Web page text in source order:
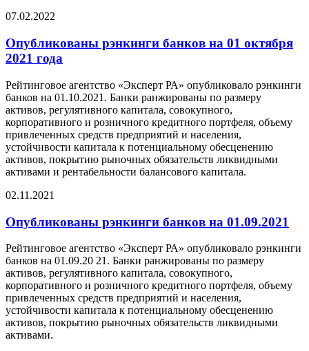
07.02.2022
Опубликованы рэнкинги банков на 01 октября
2021 года
Рейтинговое агентство «Эксперт РА» опубликовало рэнкинги
банков на 01.10.2021. Банки ранжированы по размеру
активов, регулятивного капитала, совокупного,
корпоративного и розничного кредитного портфеля, объему
привлеченных средств предприятий и населения,
устойчивости капитала к потенциальному обесценению
активов, покрытию рыночных обязательств ликвидными
активами и рентабельности балансового капитала.
02.11.2021
Опубликованы рэнкинги банков на 01.09.2021
Рейтинговое агентство «Эксперт РА» опубликовало рэнкинги
банков на 01.09.20 21. Банки ранжированы по размеру
активов, регулятивного капитала, совокупного,
корпоративного и розничного кредитного портфеля, объему
привлеченных средств предприятий и населения,
устойчивости капитала к потенциальному обесценению
активов, покрытию рыночных обязательств ликвидными
активами.